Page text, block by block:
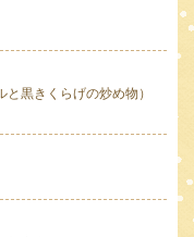
黒きくらげの炒め物）